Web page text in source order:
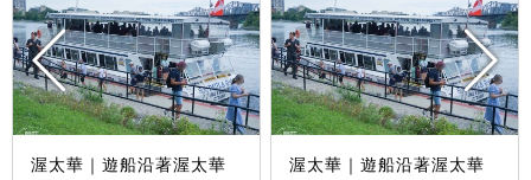
渥太華｜遊船沿著渥太華
渥太華｜遊船沿著渥太華